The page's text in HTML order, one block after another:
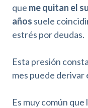
que me quitan el
años suele
estrés por deudas.
Esta presión
mes puede derivar
Es muy común